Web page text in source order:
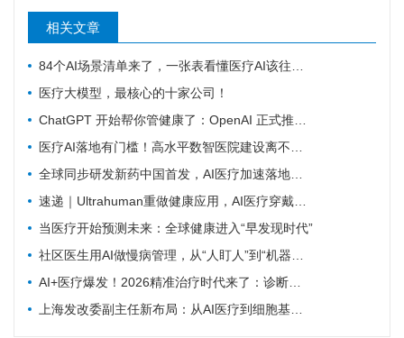
相关文章
84个AI场景清单来了，一张表看懂医疗AI该往哪发力
医疗大模型，最核心的十家公司！
ChatGPT 开始帮你管健康了：OpenAI 正式推出 Health 功能，AI 进入医疗意味着什么？
医疗AI落地有门槛！高水平数智医院建设离不开16个能力（附自查表）
全球同步研发新药中国首发，AI医疗加速落地——医疗前沿资讯速览
速递｜Ultrahuman重做健康应用，AI医疗穿戴从“看数据”转向“给行动”
当医疗开始预测未来：全球健康进入“早发现时代”
社区医生用AI做慢病管理，从“人盯人”到“机器盯数据”
AI+医疗爆发！2026精准治疗时代来了：诊断准确率98%+，100+罕见病不再“无药可医”？
上海发改委副主任新布局：从AI医疗到细胞基因治疗，探寻前沿医疗产业增长密码